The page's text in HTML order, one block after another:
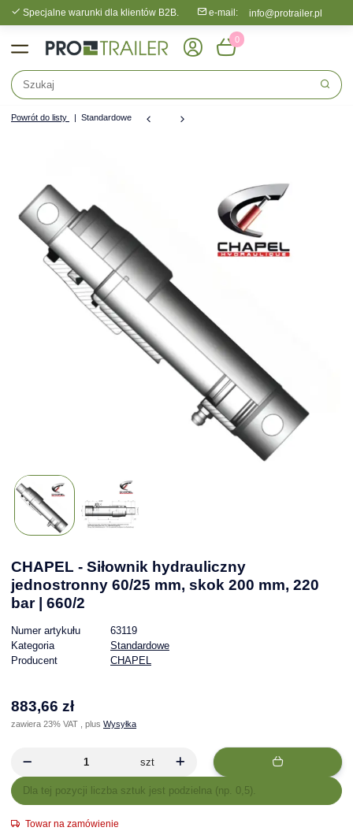
Specjalne warunki dla klientów B2B. e-mail: info@protrailer.pl
0
Powrót do listy Standardowe
CHAPEL - Siłownik hydrauliczny
jednostronny 60/25 mm, skok 200 mm, 220
bar | 660/2
Numer artykułu
63119
Kategoria
Standardowe
Producent
CHAPEL
883,66 zł
zawiera 23% VAT , plus Wysyłka
szt
xDla tej pozycji liczba sztuk jest podzielna (np. 0,5).
Towar na zamówienie